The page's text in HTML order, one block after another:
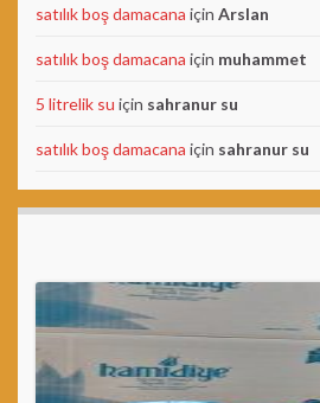
satılık boş damacana için Arslan
satılık boş damacana için muhammet
5 litrelik su için sahranur su
satılık boş damacana için sahranur su